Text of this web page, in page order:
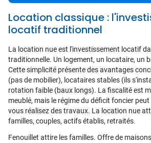
Location classique :
locatif traditionnel
La location nue est l'investissement locatif
traditionnelle. Un logement, un locataire, un
Cette simplicité présente des avantages
(pas de mobilier), locataires stables (ils
rotation faible (baux longs). La fiscalité est
meublé, mais le régime du déficit foncier
vous réalisez des travaux. La location nue
familles, couples, actifs établis, retraités.
Fenouillet attire les familles. Offre de